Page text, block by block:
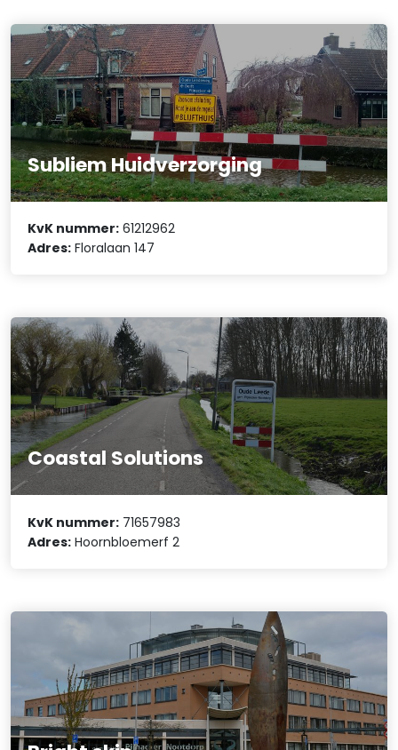
Subliem Huidverzorging
KvK nummer: 61212962
Adres: Floralaan 147
Coastal Solutions
KvK nummer: 71657983
Adres: Hoornbloemerf 2